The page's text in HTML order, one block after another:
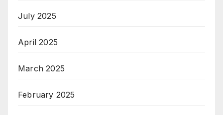
July 2025
April 2025
March 2025
February 2025